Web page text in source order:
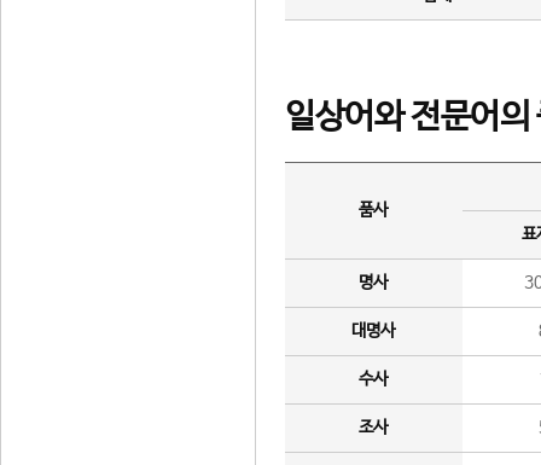
일상어와 전문어의
품사
표
명사
대명사
수사
조사